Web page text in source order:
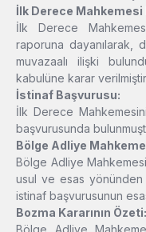
İlk Derece Mahkemesi
İlk Derece
raporuna dayanılarak,
muvazaalı ilişki
kabulüne karar
İstinaf Başvurusu:
İlk Derece
başvurusunda
Bölge Adliye
Bölge Adliye
usul ve esas
istinaf başvurusunun
Bozma Kararının Özeti: